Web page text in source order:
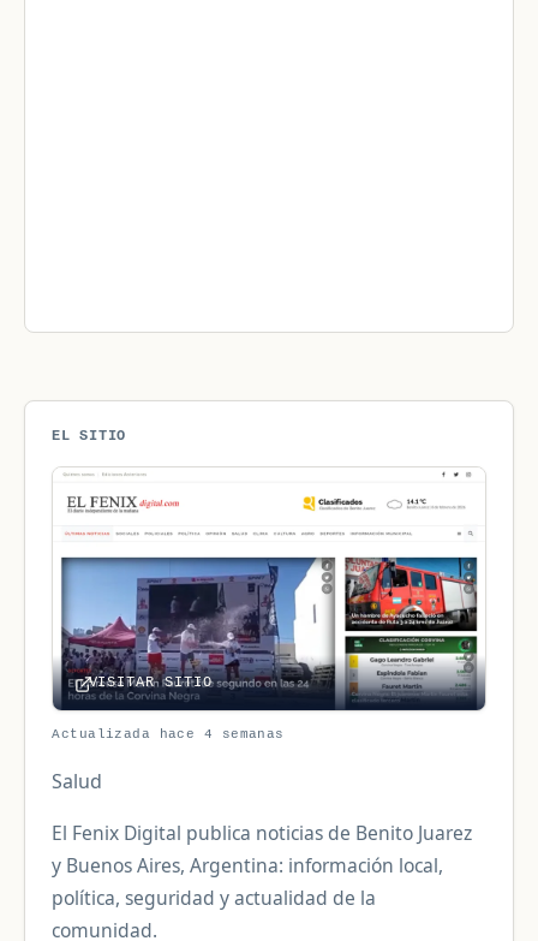
EL SITIO
VISITAR SITIO
Actualizada hace 4 semanas
Salud
El Fenix Digital publica noticias de Benito Juarez
y Buenos Aires, Argentina: información local,
política, seguridad y actualidad de la
comunidad.